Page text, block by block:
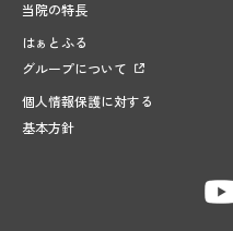
当院の特長
はぁとふる
グループについて
個人情報保護に対する
基本方針